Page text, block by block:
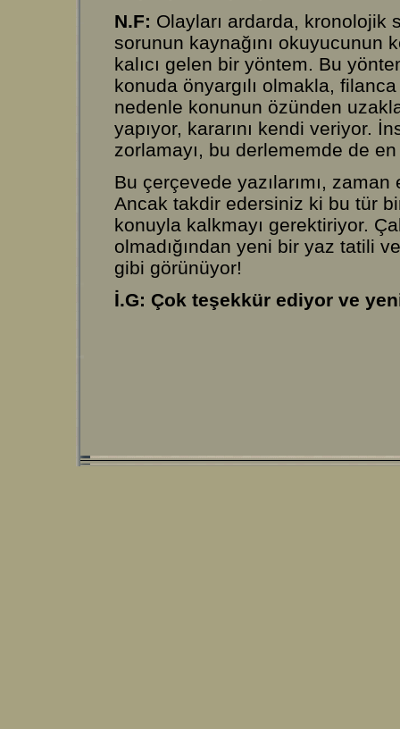
N.F: Olayları ardarda, kronolojik
sorunun kaynağını okuyucunun
kalıcı gelen bir yöntem. Bu
konuda önyargılı olmakla,
nedenle konunun özünden
yapıyor, kararını kendi veriyor.
zorlamayı, bu derlememde de
Bu çerçevede yazılarımı,
Ancak takdir edersiniz ki bu tür
konuyla kalkmayı gerektiriyor.
olmadığından yeni bir yaz tatili
gibi görünüyor!
İ.G: Çok teşekkür ediyor ve